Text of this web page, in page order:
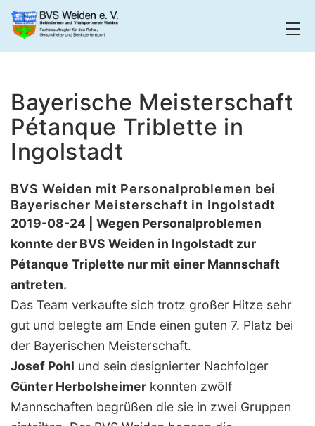
Zum
Inhalt
springen
Bayerische Meisterschaft
Pétanque Triblette in
Ingolstadt
BVS Weiden mit Personalproblemen bei
Bayerischer Meisterschaft in Ingolstadt
2019-08-24 | Wegen Personalproblemen
konnte der BVS Weiden in Ingolstadt zur
Pétanque Triplette nur mit einer Mannschaft
antreten.
Das Team verkaufte sich trotz großer Hitze sehr
gut und belegte am Ende einen guten 7. Platz bei
der Bayerischen Meisterschaft.
Josef Pohl und sein designierter Nachfolger
Günter Herbolsheimer konnten zwölf
Mannschaften begrüßen die sie in zwei Gruppen